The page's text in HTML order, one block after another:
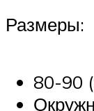
Размеры:
80-90